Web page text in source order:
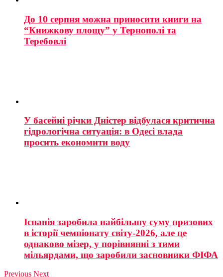
До 10 серпня можна приносити книги на
“Книжкову площу” у Тернополі та
Теребовлі
У басейні річки Дністер відбулася критична
гідрологічна ситуація: в Одесі влада
просить економити воду
Іспанія заробила найбільшу суму призових
в історії чемпіонату світу-2026, але це
однаково мізер, у порівнянні з тими
мільярдами, що заробили засновники ФІФА
Previous Next